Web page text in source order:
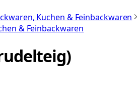
Kuchen & Feinbackwaren
& Feinbackwaren